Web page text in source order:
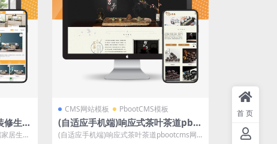
修生活
下载
居生活
CMS网站模板 PbootCMS模板
(自适应手机端)响应式茶叶茶道pbo
otcms网站模板 棕色复古茶具网站
(自适应手机端)响应式茶叶茶道pbootcms网
首页